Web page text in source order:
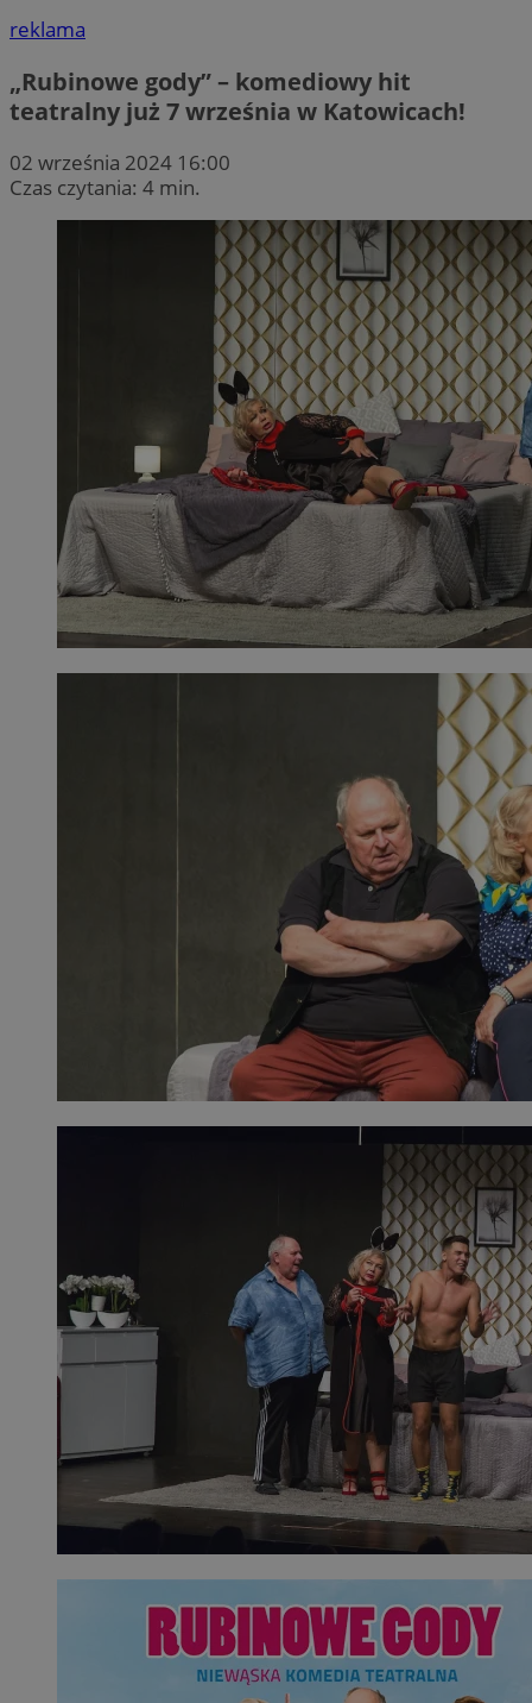
reklama
„Rubinowe gody” – komediowy hit
teatralny już 7 września w Katowicach!
02 września 2024 16:00
Czas czytania: 4 min.